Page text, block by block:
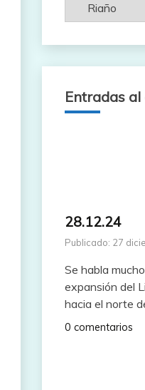
Entradas al
28.12.24
Publicado: 27
Se habla
expansión del
hacia el norte
0 comentarios